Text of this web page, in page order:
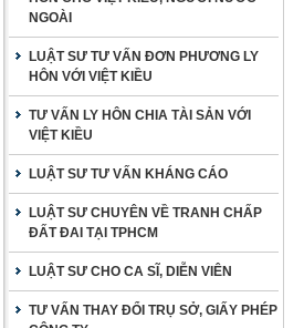
NGOÀI
LUẬT SƯ TƯ VẤN ĐƠN PHƯƠNG LY
HÔN VỚI VIỆT KIỀU
TƯ VẤN LY HÔN CHIA TÀI SẢN VỚI
VIỆT KIỀU
LUẬT SƯ TƯ VẤN KHÁNG CÁO
LUẬT SƯ CHUYÊN VỀ TRANH CHẤP
ĐẤT ĐAI TẠI TPHCM
LUẬT SƯ CHO CA SĨ, DIỄN VIÊN
TƯ VẤN THAY ĐỔI TRỤ SỞ, GIẤY PHÉP